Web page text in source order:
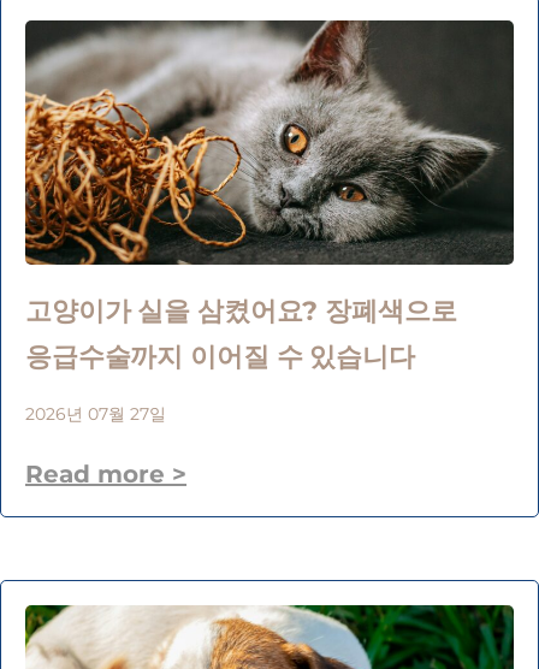
고양이가 실을 삼켰어요? 장폐색으로
응급수술까지 이어질 수 있습니다
2026년 07월 27일
Read more >